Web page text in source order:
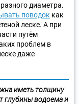
диаметра.
поводок как
леске. А при
путём
проблем в
даже
иметь толщину
глубины водоема и